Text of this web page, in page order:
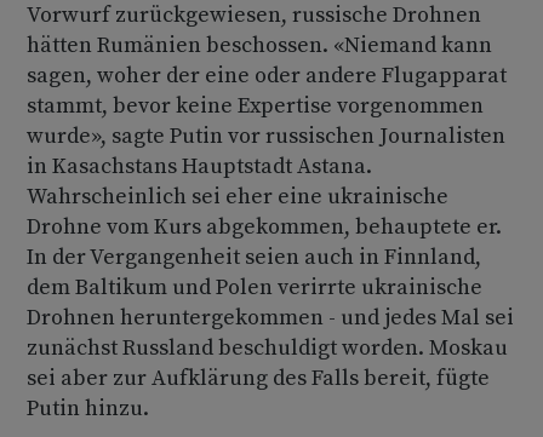
Vorwurf zurückgewiesen, russische Drohnen
hätten Rumänien beschossen. «Niemand kann
sagen, woher der eine oder andere Flugapparat
stammt, bevor keine Expertise vorgenommen
wurde», sagte Putin vor russischen Journalisten
in Kasachstans Hauptstadt Astana.
Wahrscheinlich sei eher eine ukrainische
Drohne vom Kurs abgekommen, behauptete er.
In der Vergangenheit seien auch in Finnland,
dem Baltikum und Polen verirrte ukrainische
Drohnen heruntergekommen - und jedes Mal sei
zunächst Russland beschuldigt worden. Moskau
sei aber zur Aufklärung des Falls bereit, fügte
Putin hinzu.